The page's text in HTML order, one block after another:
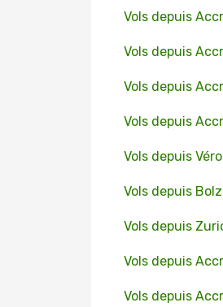
Vols depuis
Vols depuis
Vols depuis
Vols depuis
Vols depuis
Vols depuis
Vols depuis
Vols depuis
Vols depuis